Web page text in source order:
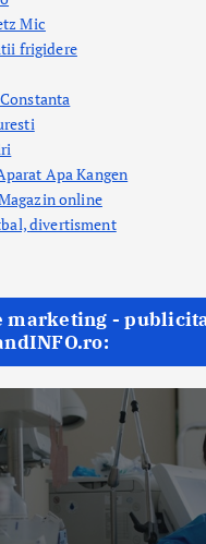
Mic
frigidere
Apa Kangen
online
divertisment
marketing -